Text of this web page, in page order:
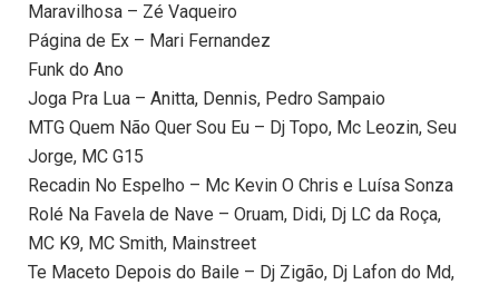
Maravilhosa – Zé Vaqueiro
Página de Ex – Mari Fernandez
Funk do Ano
Joga Pra Lua – Anitta, Dennis, Pedro Sampaio
MTG Quem Não Quer Sou Eu – Dj Topo, Mc Leozin, Seu
Jorge, MC G15
Recadin No Espelho – Mc Kevin O Chris e Luísa Sonza
Rolé Na Favela de Nave – Oruam, Didi, Dj LC da Roça,
MC K9, MC Smith, Mainstreet
Te Maceto Depois do Baile – Dj Zigão, Dj Lafon do Md,